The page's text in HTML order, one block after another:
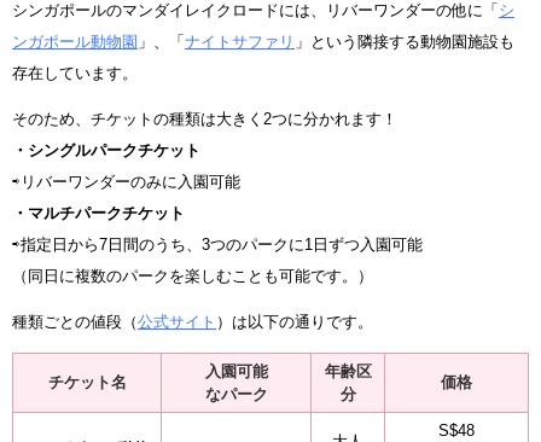
シンガポールのマンダイレイクロードには、リバーワンダーの他に「 シ
ンガポール動物園 」、「 ナイトサファリ 」という隣接する動物園施設も
存在しています。
そのため、チケットの種類は大きく2つに分かれます！
・シングルパークチケット
⇨リバーワンダーのみに入園可能
・マルチパークチケット
⇨指定日から7日間のうち、3つのパークに1日ずつ入園可能
（同日に複数のパークを楽しむことも可能です。）
種類ごとの値段（公式サイト ）は以下の通りです。
チケット名
入園可能
なパーク
年齢区
分
価格
S$48